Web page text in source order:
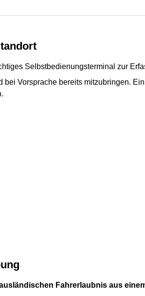
Selbstbedienungsterminal zur
bei Vorsprache bereits mitzubringen.
Fahrerlaubnis aus